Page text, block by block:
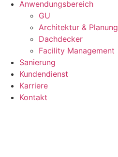
Anwendungsbereich
GU
Architektur & Planung
Dachdecker
Facility Management
Sanierung
Kundendienst
Karriere
Kontakt